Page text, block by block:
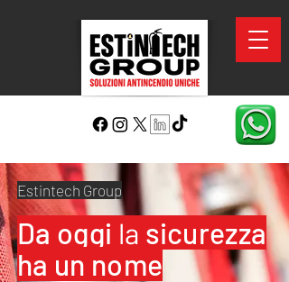
Estintech Group
Da oggi la sicurezza
ha un nome